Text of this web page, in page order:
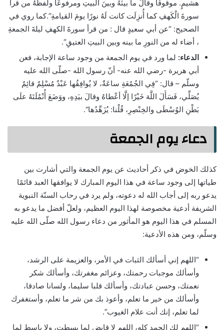
هشيمٍ. موقوفًا وقالَ ما بينَهُ وبينَ البيتِ ومرفوعًا ولفظُهُ من قرأَ
سورةَ الْكَهفِ كما أُنزِلَت كانت لَهُ نورًا يومَ القيامةِ“.كما روي في
الصحيح: “عن أبي سعيدٍ قال : من قرأ سورةَ الكهفِ ليلةَ الجمعةِ
، أضاء له من النورِ ما بينه وبين البيتِ العتيقِ“.
الدعاء: لما ورد في يوم الجمعة من وجود ساعة الإجابة، فعن
أبي هريرة -رضي الله عنه- أنّ رسول الله -صلّى الله عليه
وسلّم – قال: “فِي الجُمُعَةِ ساعَةٌ، لا يُوافِقُها عَبْدٌ مُسْلِمٌ قائِمٌ
يُصَلِّي، فَسَأَلَ اللَّهَ خَيْرًا إلَّا أعْطاهُ وقالَ بيَدِهِ، ووَضَعَ أُنْمُلَتَهُ علَى
بَطْنِ الوُسْطَى والخِنْصِرِ، قُلْنا: يُزَهِّدُها“.
دعاء يوم الجمعة
كذلك الخوض في ذكر أحاديث عن يوم الجمعة والتي أشارت بين
طياتها إلى وجود ساعة في هذا اليوم المبارك لا يوافقها العبد قائمًا
يدعو ربه إلى أجاب الله له دعوته، ولم يرد في رحاب السنّة النبوية
الشريفة أدعية مخصوصة لهذا اليوم العظيم، ولعلّ أفضل ما يدعو به
المسلم في هذا اليوم هو المأثور من دعاء رسول الله صلّى الله عليه
وسلّم، ومن هذه الأدعية:
“اللهم إني أسألك الثبات في الأمر، والعزيمة على الرشد،
وأسألك موجبات رحمتك، وعزائم مغفرتك، وأسألك شكر
نعمتك، وحسن عبادتك، وأسألك قلبا سليما، ولسانا صادقا،
وأسألك من خير ما تعلم، وأعوذ بك من شر ما تعلم، وأستغفرك
لما تعلم، إنك أنت علام الغيوب”.
“اللهم لك الحمد كله، اللهم لا قابض لما بسطت، ولا باسط لما